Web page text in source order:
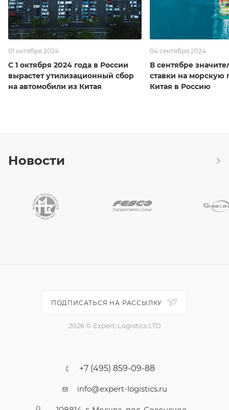
01 октября 2024
С 1 октября 2024 года в России
вырастет утилизационный сбор
на автомобили из Китая
04 сентября 2024
В сентябре
ставки на морскую
Китая в Россию
Новости
ПОДПИСАТЬСЯ НА РАССЫЛКУ
2026 © Expert-Logistics LTD
+7 (495) 859-09-88
info@expert-logistics.ru